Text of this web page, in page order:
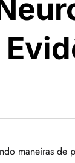
maneiras